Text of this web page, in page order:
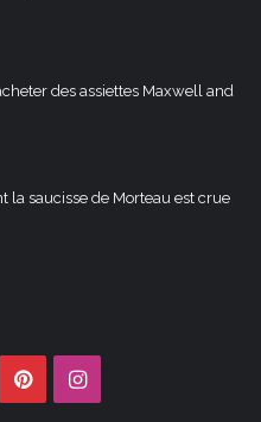
des assiettes Maxwell and
la saucisse de Morteau est crue
PinterestInstagram